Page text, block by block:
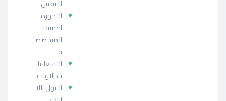
التنفس
الاجهزة
الطبية
المتخصص
ة
الاسعافا
ت الاولية
التبول اللا